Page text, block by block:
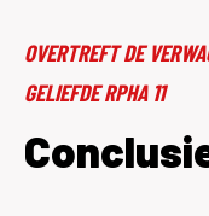
OVERTREFT DE
GELIEFDE RPHA 11